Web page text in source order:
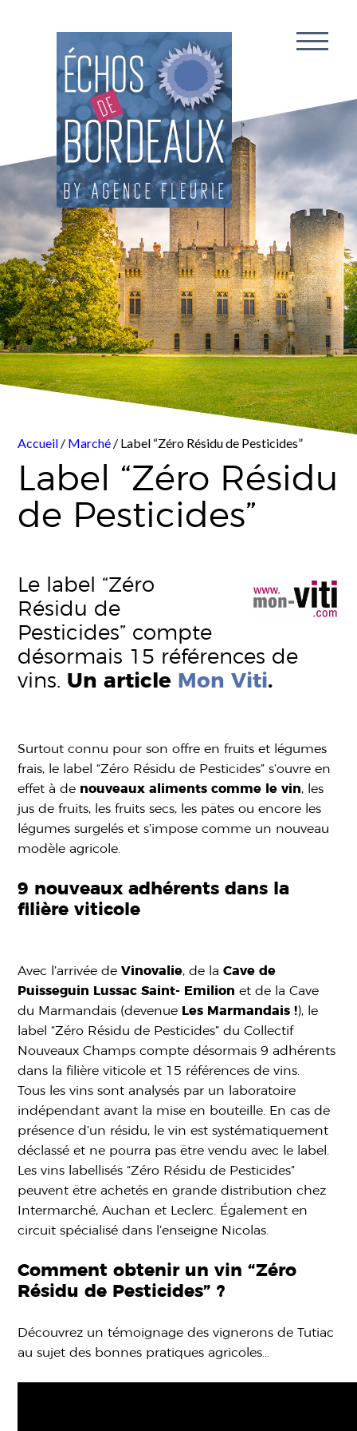
Accueil / Marché / Label “Zéro Résidu de Pesticides”
Label “Zéro Résidu
de Pesticides”
Le label “Zéro
Résidu de
Pesticides” compte
désormais 15 références de
vins. Un article Mon Viti.
Surtout connu pour son offre en fruits et légumes
frais, le label “Zéro Résidu de Pesticides” s’ouvre en
effet à de nouveaux aliments comme le vin, les
jus de fruits, les fruits secs, les pâtes ou encore les
légumes surgelés et s’impose comme un nouveau
modèle agricole.
9 nouveaux adhérents dans la
filière viticole
Avec l’arrivée deVinovalie, de laCave de
Puisseguin Lussac Saint- Emilion et de la Cave
du Marmandais (devenue Les Marmandais !), le
label “Zéro Résidu de Pesticides” du Collectif
Nouveaux Champs compte désormais 9 adhérents
dans la filière viticole et 15 références de vins.
Tous les vins sont analysés par un laboratoire
indépendant avant la mise en bouteille. En cas de
présence d’un résidu, le vin est systématiquement
déclassé et ne pourra pas être vendu avec le label.
Les vins labellisés “Zéro Résidu de Pesticides”
peuvent être achetés en grande distribution chez
Intermarché, Auchan et Leclerc. Également en
circuit spécialisé dans l’enseigne Nicolas.
Comment obtenir un vin “Zéro
Résidu de Pesticides” ?
Découvrez un témoignage des vignerons de Tutiac
au sujet des bonnes pratiques agricoles…